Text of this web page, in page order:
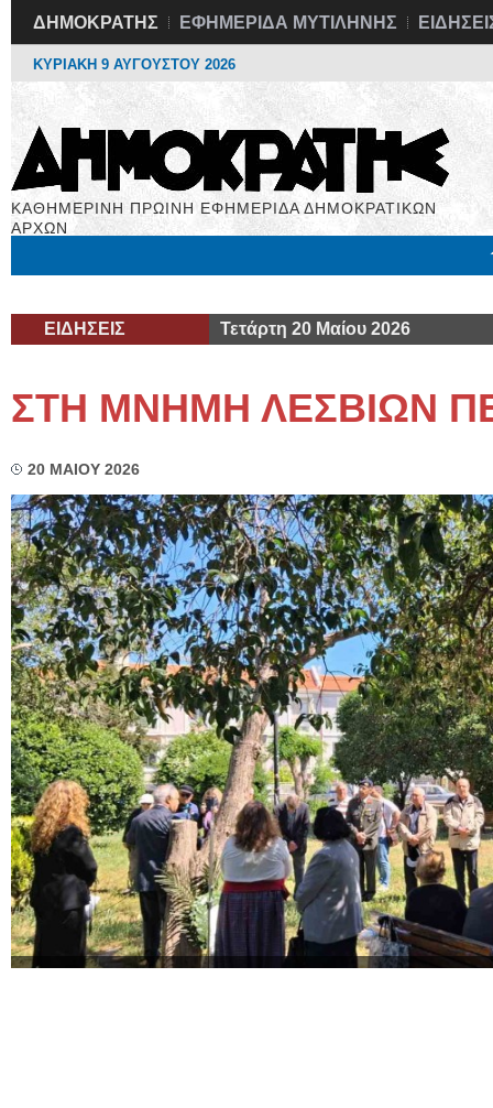
ΔΗΜΟΚΡΑΤΗΣ ΕΦΗΜΕΡΙΔΑ ΜΥΤΙΛΗΝΗΣ
ΚΥΡΙΑΚΗ 9 ΑΥΓΟΥΣΤΟΥ 2026
ΚΑΘΗΜΕΡΙΝΗ ΠΡΩΙΝΗ ΕΦΗΜΕΡΙΔΑ ΔΗΜΟΚΡΑΤΙΚΩΝ
ΑΡΧΩΝ
ΕΙΔΗΣΕΙΣ Τετάρτη 20 Μαίου 2026
ΣΤΗ ΜΝΗΜΗ ΛΕΣΒΙΩΝ
20 ΜΑΙΟΥ 2026